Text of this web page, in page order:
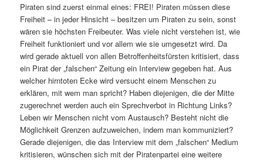
Piraten sind zuerst einmal eines: FREI! Piraten müssen diese
Freiheit – in jeder Hinsicht – besitzen um Piraten zu sein, sonst
wären sie höchsten Freibeuter. Was viele nicht verstehen ist, wie
Freiheit funktioniert und vor allem wie sie umgesetzt wird. Da
wird gerade aktuell von allen Betroffenheitsfürsten kritisiert, dass
ein Pirat der „falschen“ Zeitung ein Interview gegeben hat. Aus
welcher hirntoten Ecke wird versucht einem Menschen zu
erklären, mit wem man spricht? Haben diejenigen, die der Mitte
zugerechnet werden auch ein Sprechverbot in Richtung Links?
Leben wir Menschen nicht vom Austausch? Besteht nicht die
Möglichkeit Grenzen aufzuweichen, indem man kommuniziert?
Gerade diejenigen, die das Interview mit dem „falschen“ Medium
kritisieren, wünschen sich mit der Piratenpartei eine weitere